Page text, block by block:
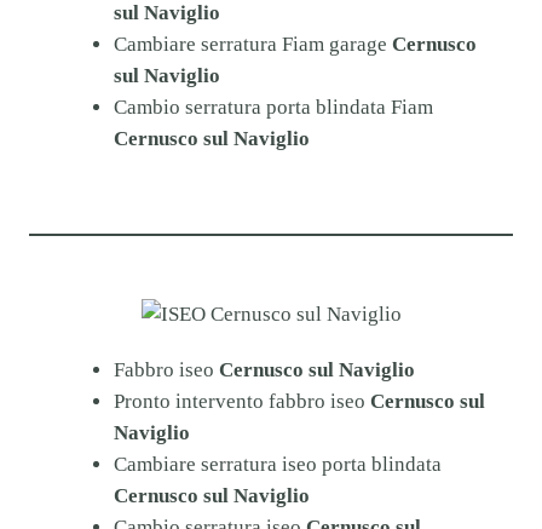
sul Naviglio
Cambiare serratura Fiam garage Cernusco
sul Naviglio
Cambio serratura porta blindata Fiam
Cernusco sul Naviglio
Fabbro iseo Cernusco sul Naviglio
Pronto intervento fabbro iseo Cernusco sul
Naviglio
Cambiare serratura iseo porta blindata
Cernusco sul Naviglio